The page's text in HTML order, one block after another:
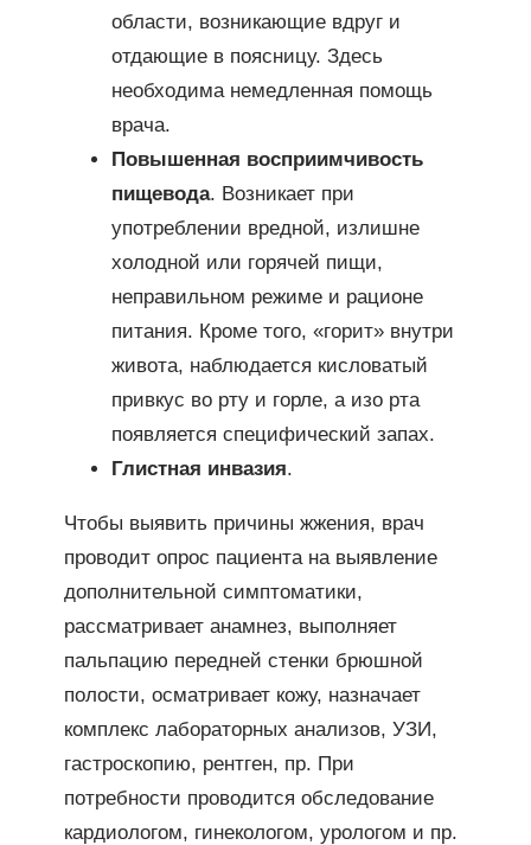
области, возникающие вдруг и
отдающие в поясницу. Здесь
необходима немедленная помощь
врача.
Повышенная восприимчивость
пищевода. Возникает при
употреблении вредной, излишне
холодной или горячей пищи,
неправильном режиме и рационе
питания. Кроме того, «горит» внутри
живота, наблюдается кисловатый
привкус во рту и горле, а изо рта
появляется специфический запах.
Глистная инвазия.
Чтобы выявить причины жжения, врач
проводит опрос пациента на выявление
дополнительной симптоматики,
рассматривает анамнез, выполняет
пальпацию передней стенки брюшной
полости, осматривает кожу, назначает
комплекс лабораторных анализов, УЗИ,
гастроскопию, рентген, пр. При
потребности проводится обследование
кардиологом, гинекологом, урологом и пр.